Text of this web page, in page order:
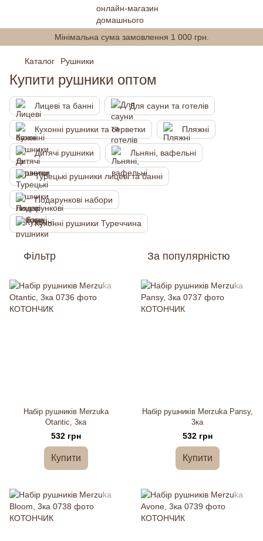
Мінімальна сума замовлення 1 000 грн.
Каталог Рушники
Купити рушники оптом
Лицеві та банні Для сауни та готелів
Кухонні рушники та серветки Пляжні
Дитячі рушники Льняні, вафельні
Турецькі рушники лицеві та банні
Подарункові набори
Кухонні рушники Туреччина
Фільтр За популярністю
Набір рушників Merzuka
Otantic, 3ка
532 грн
Купити
Набір рушників Merzuka Pansy,
3ка
532 грн
Купити